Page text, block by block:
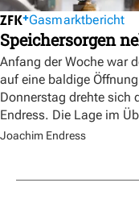
Gasmarktbericht
Speichersorgen
Anfang der Woche war
auf eine baldige
Donnerstag drehte sich
Endress. Die Lage im
Joachim Endress